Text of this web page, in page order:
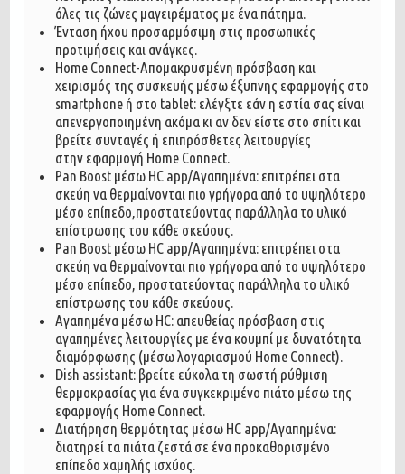
όλες τις ζώνες μαγειρέματος με ένα πάτημα.
Ένταση ήχου προσαρμόσιμη στις προσωπικές
προτιμήσεις και ανάγκες.
Home Connect-Απομακρυσμένη πρόσβαση και
χειρισμός της συσκευής μέσω έξυπνης εφαρμογής στο
smartphone ή στο tablet: ελέγξτε εάν η εστία σας είναι
απενεργοποιημένη ακόμα κι αν δεν είστε στο σπίτι και
βρείτε συνταγές ή επιπρόσθετες λειτουργίες
στην εφαρμογή Home Connect.
Pan Boost μέσω HC app/Αγαπημένα: επιτρέπει στα
σκεύη να θερμαίνονται πιο γρήγορα από το υψηλότερο
μέσο επίπεδο,προστατεύοντας παράλληλα το υλικό
επίστρωσης του κάθε σκεύους.
Pan Boost μέσω HC app/Αγαπημένα: επιτρέπει στα
σκεύη να θερμαίνονται πιο γρήγορα από το υψηλότερο
μέσο επίπεδο, προστατεύοντας παράλληλα το υλικό
επίστρωσης του κάθε σκεύους.
Αγαπημένα μέσω HC: απευθείας πρόσβαση στις
αγαπημένες λειτουργίες με ένα κουμπί με δυνατότητα
διαμόρφωσης (μέσω λογαριασμού Home Connect).
Dish assistant: βρείτε εύκολα τη σωστή ρύθμιση
θερμοκρασίας για ένα συγκεκριμένο πιάτο μέσω της
εφαρμογής Home Connect.
Διατήρηση θερμότητας μέσω HC app/Αγαπημένα:
διατηρεί τα πιάτα ζεστά σε ένα προκαθορισμένο
επίπεδο χαμηλής ισχύος.